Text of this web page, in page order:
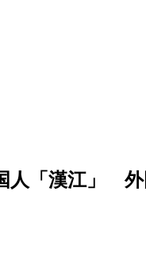
「漢江」 外